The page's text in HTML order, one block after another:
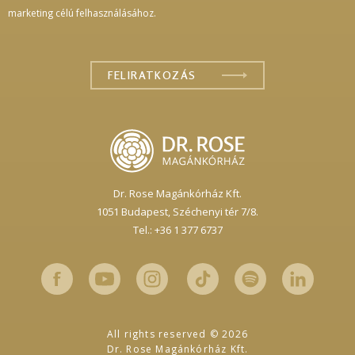
Dr. Rose Magánkórház Kft.
1051 Budapest,Széchenyi tér 7/8.
Tel.: +36 1 377 6737
marketing célú felhasználásához.
All rights reserved © 2026
Dr. Rose Magánkórház Kft.